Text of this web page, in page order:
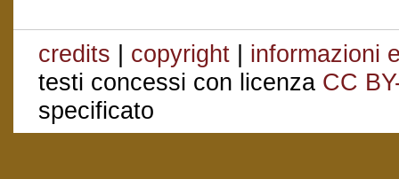
credits | copyright | informazioni
testi concessi con licenza CC
specificato